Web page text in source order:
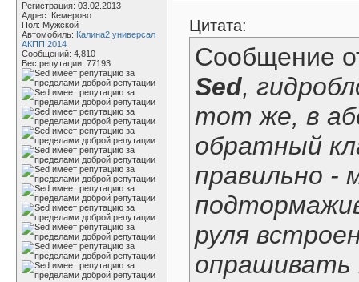
Регистрация: 03.02.2013
Адрес: Кемерово
Пол: Мужской
Автомобиль: Калина2 универсал
АКПП 2014
Сообщений: 4,810
Вес репутации: 77193
Цитата:
Сообщение
Sed,
тот же, в
обратный
правильно -
руля
опрашивать